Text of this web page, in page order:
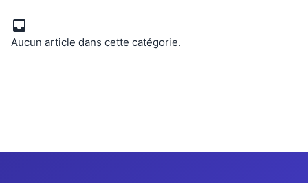
Aucun article dans cette catégorie.